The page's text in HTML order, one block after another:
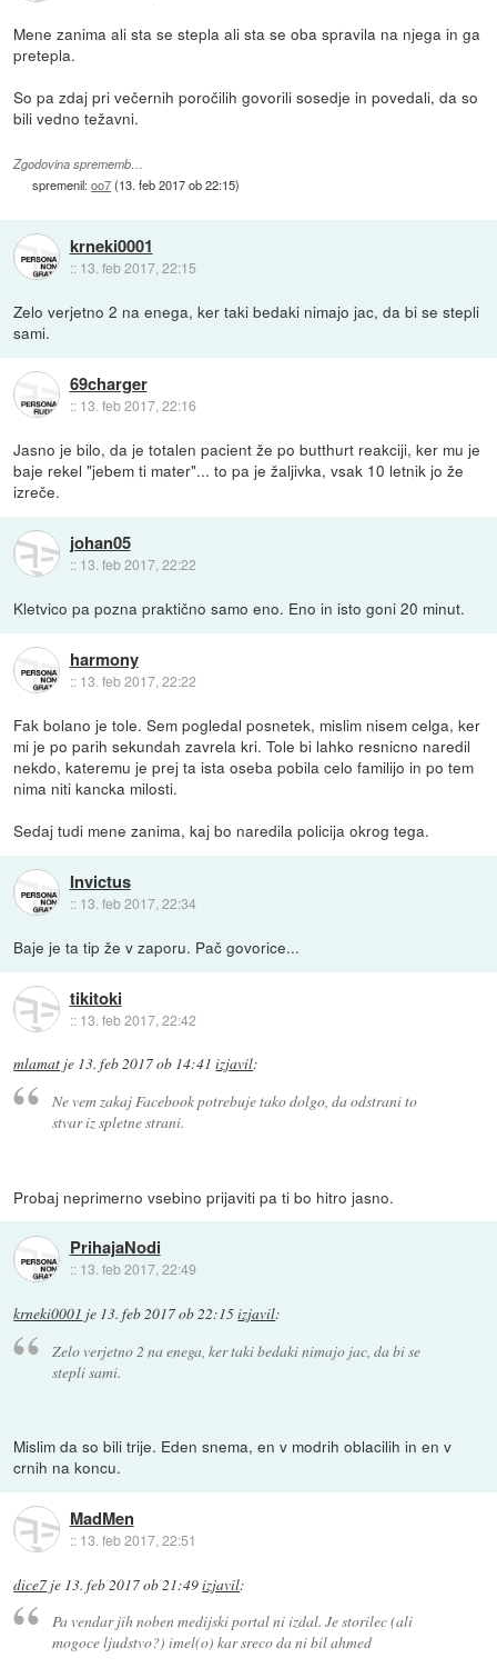
Mene zanima ali sta se stepla ali sta se oba spravila na njega in ga
pretepla.
So pa zdaj pri večernih poročilih govorili sosedje in povedali, da so
bili vedno težavni.
Zgodovina sprememb…
spremenil:oo7(13. feb 2017 ob 22:15)
krneki0001
:: 13. feb 2017, 22:15
Zelo verjetno 2 na enega, ker taki bedaki nimajo jac, da bi se stepli
sami.
69charger
:: 13. feb 2017, 22:16
Jasno je bilo, da je totalen pacient že po butthurt reakciji, ker mu je
baje rekel "jebem ti mater"... to pa je žaljivka, vsak 10 letnik jo že
izreče.
johan05
:: 13. feb 2017, 22:22
Kletvico pa pozna praktično samo eno. Eno in isto goni 20 minut.
harmony
:: 13. feb 2017, 22:22
Fak bolano je tole. Sem pogledal posnetek, mislim nisem celga, ker
mi je po parih sekundah zavrela kri. Tole bi lahko resnicno naredil
nekdo, kateremu je prej ta ista oseba pobila celo familijo in po tem
nima niti kancka milosti.
Sedaj tudi mene zanima, kaj bo naredila policija okrog tega.
Invictus
:: 13. feb 2017, 22:34
Baje je ta tip že v zaporu. Pač govorice...
tikitoki
:: 13. feb 2017, 22:42
mlamat je 13. feb 2017 ob 14:41 izjavil:
Ne vem zakaj Facebook potrebuje tako dolgo, da odstrani to
stvar iz spletne strani.
Probaj neprimerno vsebino prijaviti pa ti bo hitro jasno.
PrihajaNodi
:: 13. feb 2017, 22:49
krneki0001 je 13. feb 2017 ob 22:15izjavil:
Zelo verjetno 2 na enega, ker taki bedaki nimajo jac, da bi se
stepli sami.
Mislim da so bili trije. Eden snema, en v modrih oblacilih in en v
crnih na koncu.
MadMen
:: 13. feb 2017, 22:51
dice7 je 13. feb 2017 ob 21:49izjavil:
Pa vendar jih noben medijski portal ni izdal. Je storilec (ali
mogoce ljudstvo?) imel(o) kar sreco da ni bil ahmed